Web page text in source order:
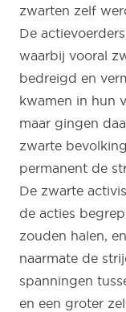
zwarten zelf
De
waarbij vooral
bedreigd en
kwamen in hun
maar gingen
zwarte
permanent de
De zwarte
de acties
zouden halen,
naarmate de
spanningen
en een groter